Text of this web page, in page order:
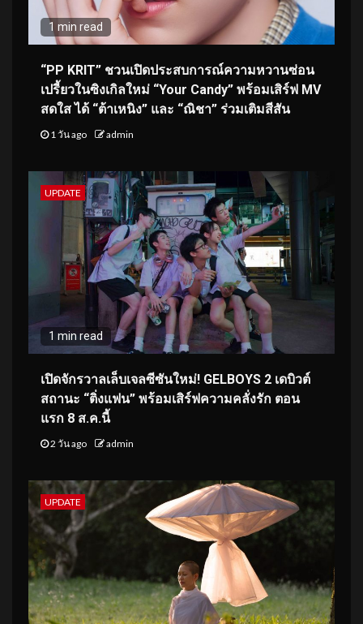
1 min read
“PP KRIT” ชวนเปิดประสบการณ์ความหวานซ่อน
เปรี้ยวในซิงเกิลใหม่ “Your Candy” พร้อมเสิร์ฟ MV
สดใส ได้ “ต้าเหนิง” และ “ณิชา” ร่วมเติมสีสัน
1 วัน ago admin
UPDATE
1 min read
เปิดจักรวาลเล็บเจลซีซันใหม่! GELBOYS 2 เดบิวต์
สถานะ “ติ่งแฟน” พร้อมเสิร์ฟความคลั่งรัก ตอน
แรก 8 ส.ค.นี้
2 วัน ago admin
UPDATE